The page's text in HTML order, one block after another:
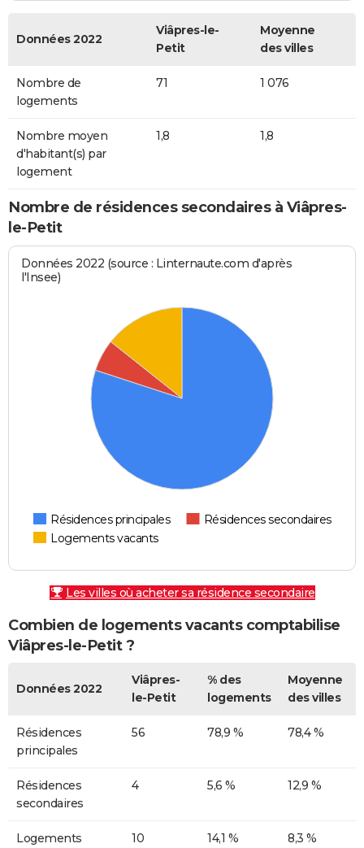
Données 2022
Viâpres-le-
Petit
Moyenne
des villes
Nombre de
logements
71 1 076
Nombre moyen
d'habitant(s) par
logement
1,8 1,8
Nombre de résidences secondaires à Viâpres-
le-Petit
Données 2022 (source : Linternaute.com d'après
l'Insee)
Résidences principales
Résidences secondaires
Logements vacants
Les villes où acheter sa résidence secondaire
Combien de logements vacants comptabilise
Viâpres-le-Petit ?
Données 2022
Viâpres-
le-Petit
% des
logements
Moyenne
des villes
Résidences
principales
56 78,9 % 78,4 %
Résidences
secondaires
4 5,6 % 12,9 %
Logements
10 14,1 % 8,3 %